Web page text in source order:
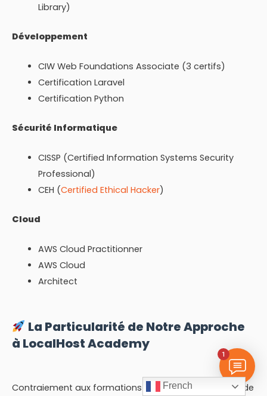
Library)
Développement
CIW Web Foundations Associate (3 certifs)
Certification Laravel
Certification Python
Sécurité Informatique
CISSP (Certified Information Systems Security
Professional)
CEH (Certified Ethical Hacker)
Cloud
AWS Cloud Practitionner
AWS Cloud
Architect
La Particularité de Notre Approche
à LocalHost Academy
Contraiement aux formations habituelles, nos offres de
French
1